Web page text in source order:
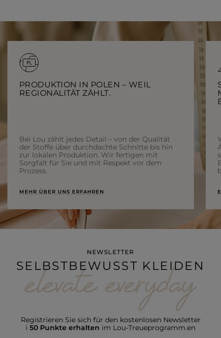
PRODUKTION IN POLEN – WEIL
REGIONALITÄT ZÄHLT.
Bei Lou zählt jedes Detail – von der Qualität
der Stoffe über durchdachte Schnitte bis hin
zur lokalen Produktion. Wir fertigen mit
Sorgfalt für Sie und mit Respekt vor dem
Prozess.
MEHR ÜBER UNS ERFAHREN
NEWSLETTER
SELBSTBEWUSST KLEIDEN
Registrieren Sie sich für den kostenlosen Newsletter
i 50 Punkte erhalten im Lou-Treueprogramm.en